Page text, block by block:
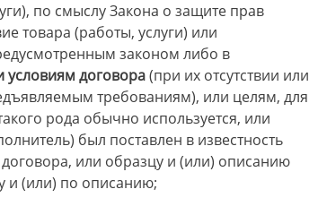
по смыслу Закона о защите прав
товара (работы, услуги) или
законом либо в
условиям договора(при их отсутствии или
требованиям), или целям, для
рода обычно используется, или
был поставлен в известность
или образцу и (или) описанию
и (или) по описанию;